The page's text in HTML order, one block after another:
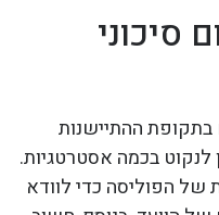
סיכוני
ההתיישנות
לנקוט בכמה אסטרטגיות.
הפוליסה כדי לוודא